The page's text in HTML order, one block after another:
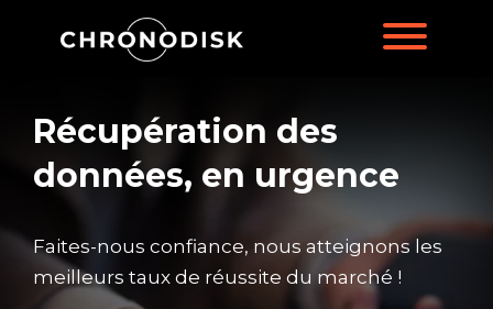
Récupération des
données, en urgence
Faites-nous confiance, nous atteignons les
meilleurs taux de réussite du marché !